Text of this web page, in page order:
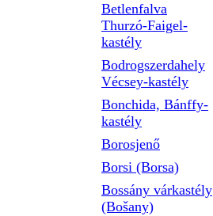
Betlenfalva
Thurzó-Faigel-
kastély
Bodrogszerdahely
Vécsey-kastély
Bonchida, Bánffy-
kastély
Borosjenő
Borsi (Borsa)
Bossány várkastély
(Bošany)